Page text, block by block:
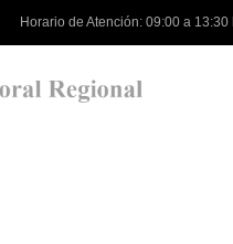
Horario de Atención: 09:00 a 13:30